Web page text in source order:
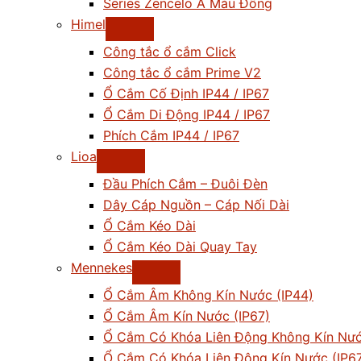
Series Zencelo A Màu Đồng
Himel
Công tắc ổ cắm Click
Công tắc ổ cắm Prime V2
Ổ Cắm Cố Định IP44 / IP67
Ổ Cắm Di Động IP44 / IP67
Phích Cắm IP44 / IP67
Lioa
Đầu Phích Cắm – Đuôi Đèn
Dây Cáp Nguồn – Cáp Nối Dài
Ổ Cắm Kéo Dài
Ổ Cắm Kéo Dài Quay Tay
Mennekes
Ổ Cắm Âm Không Kín Nước (IP44)
Ổ Cắm Âm Kín Nước (IP67)
Ổ Cắm Có Khóa Liên Động Không Kín